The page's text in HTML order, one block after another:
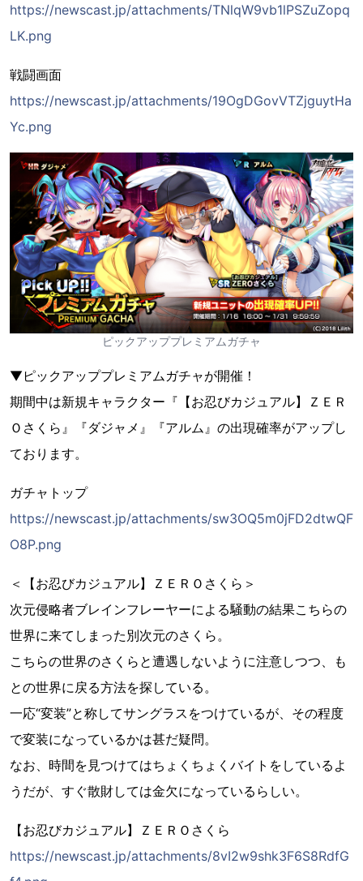
https://newscast.jp/attachments/TNlqW9vb1lPSZuZopq
LK.png
戦闘画面
https://newscast.jp/attachments/19OgDGovVTZjguytHa
Yc.png
ピックアッププレミアムガチャ
▼ピックアッププレミアムガチャが開催！
期間中は新規キャラクター『【お忍びカジュアル】ＺＥＲ
Ｏさくら』『ダジャメ』『アルム』の出現確率がアップし
ております。
ガチャトップ
https://newscast.jp/attachments/sw3OQ5m0jFD2dtwQF
O8P.png
＜【お忍びカジュアル】ＺＥＲＯさくら＞
次元侵略者ブレインフレーヤーによる騒動の結果こちらの
世界に来てしまった別次元のさくら。
こちらの世界のさくらと遭遇しないように注意しつつ、も
との世界に戻る方法を探している。
一応“変装”と称してサングラスをつけているが、その程度
で変装になっているかは甚だ疑問。
なお、時間を見つけてはちょくちょくバイトをしているよ
うだが、すぐ散財しては金欠になっているらしい。
【お忍びカジュアル】ＺＥＲＯさくら
https://newscast.jp/attachments/8vI2w9shk3F6S8RdfG